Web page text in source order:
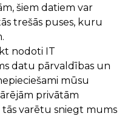
šiem datiem var
trešās puses, kuru
nodoti IT
datu pārvaldības un
mūsu
privātām
varētu sniegt mums